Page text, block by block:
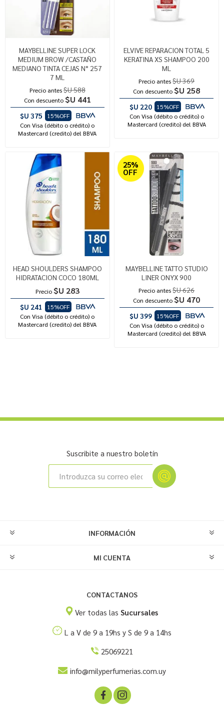
MAYBELLINE SUPER LOCK
MEDIUM BROW /CASTAÑO
MEDIANO TINTA CEJAS N° 257
7 ML
Precio antes$U 588
Con descuento $U 441
$U 375
15%OFF
Con Visa (débito o crédito) o
Mastercard (credito) del BBVA
ELVIVE REPARACION TOTAL 5
KERATINA XS SHAMPOO 200
ML
Precio antes$U 369
Con descuento $U 258
$U 220
15%OFF
Con Visa (débito o crédito) o
Mastercard (credito) del BBVA
HEAD SHOULDERS SHAMPOO
HIDRATACION COCO 180ML
Precio $U 283
$U 241
15%OFF
Con Visa (débito o crédito) o
Mastercard (credito) del BBVA
25%
OFF
MAYBELLINE TATTO STUDIO
LINER ONYX 900
Precio antes$U 626
Con descuento $U 470
$U 399
15%OFF
Con Visa (débito o crédito) o
Mastercard (credito) del BBVA
Suscribite a nuestro boletín
INFORMACIÓN
MI CUENTA
CONTACTANOS
Ver todas las Sucursales
L a V de 9 a 19hs y S de 9 a 14hs
25069221
info@milyperfumerias.com.uy